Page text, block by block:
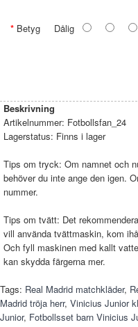
Betyg Dålig
Beskrivning
Artikelnummer: Fotbollsfan_24
Lagerstatus: Finns i lager
Tips om tryck: Om namnet och
behöver du inte ange den igen.
nummer.
Tips om tvätt: Det
vill använda tvättmaskin, kom
Och fyll maskinen med kallt
kan skydda färgerna mer.
Tags: Real Madrid matchkläder,
Madrid tröja herr, Vinicius Junior
Junior, Fotbollsset barn Vinicius